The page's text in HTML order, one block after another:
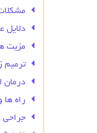
دلایل
مزیت
ترمیم
درمان
راه